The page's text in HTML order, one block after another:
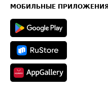
Техническая информация
МОБИЛЬНЫЕ ПРИЛОЖЕНИЯ